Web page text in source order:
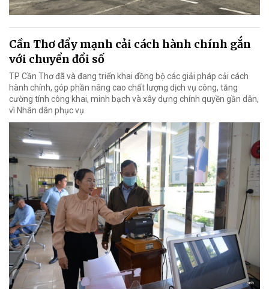
Cần Thơ đẩy mạnh cải cách hành chính gắn
với chuyển đổi số
TP Cần Thơ đã và đang triển khai đồng bộ các giải pháp cải cách
hành chính, góp phần nâng cao chất lượng dịch vụ công, tăng
cường tính công khai, minh bạch và xây dựng chính quyền gần dân,
vì Nhân dân phục vụ.